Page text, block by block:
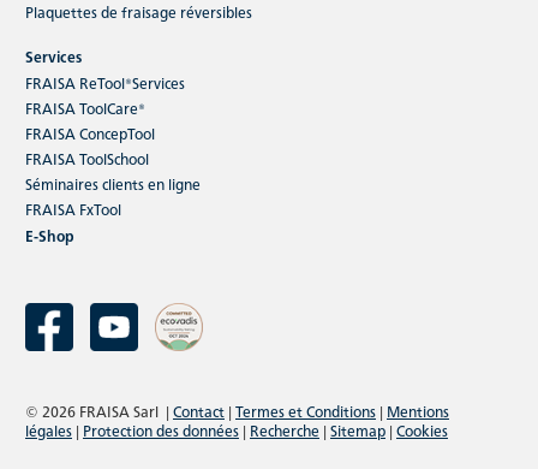
Plaquettes de fraisage réversibles
Services
FRAISA ReTool®Services
FRAISA ToolCare®
FRAISA ConcepTool
FRAISA ToolSchool
Séminaires clients en ligne
FRAISA FxTool
E-Shop
© 2026 FRAISA Sarl | Contact | Termes et Conditions | Mentions
légales | Protection des données | Recherche | Sitemap | Cookies